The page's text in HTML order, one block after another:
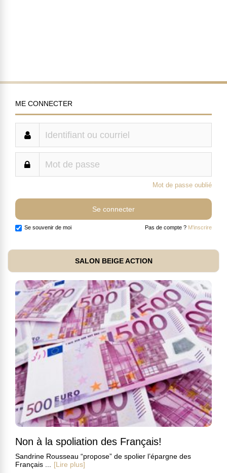
ME CONNECTER
Mot de passe oublié
Se souvenir de moi Pas de compte ? M'inscrire
SALON BEIGE ACTION
Non à la spoliation des Français!
Sandrine Rousseau “propose” de spolier l’épargne des
Français ...
[Lire plus]